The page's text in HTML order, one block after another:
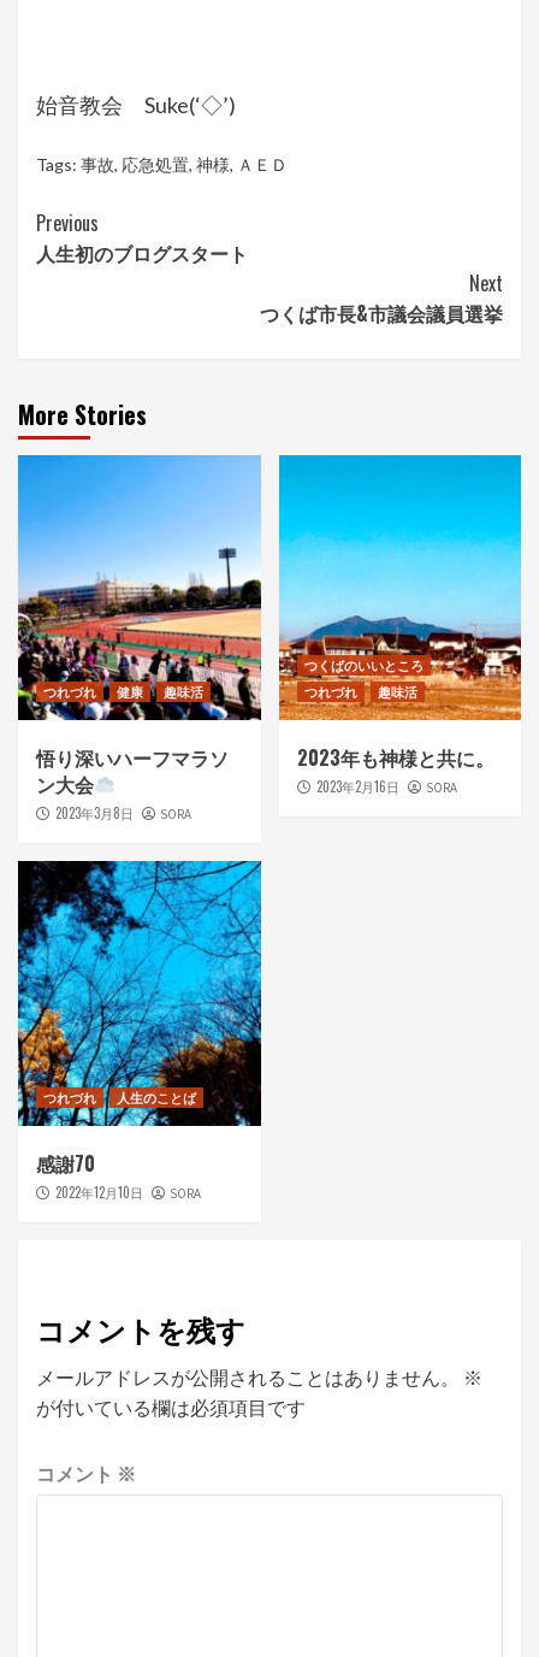
始音教会 Suke(‘◇’)ゞ
Tags: 事故, 応急処置, 神様, ＡＥＤ
Continue
Reading
Previous
人生初のブログスタート
Next
つくば市長&市議会議員選挙
More Stories
つれづれ 健康 趣味活
悟り深いハーフマラソ
ン大会
2023年3月8日 SORA
つくばのいいところ
つれづれ
趣味活
2023年も神様と共に。
2023年2月16日 SORA
つれづれ 人生のことば
感謝70
2022年12月10日 SORA
コメントを残す
メールアドレスが公開されることはありません。
※
が付いている欄は必須項目です
コメント ※